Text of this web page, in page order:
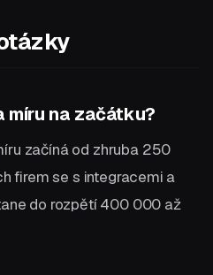
míru na začátku?
začíná od zhruba 250
firem se s integracemi a
do rozpětí 400 000 až